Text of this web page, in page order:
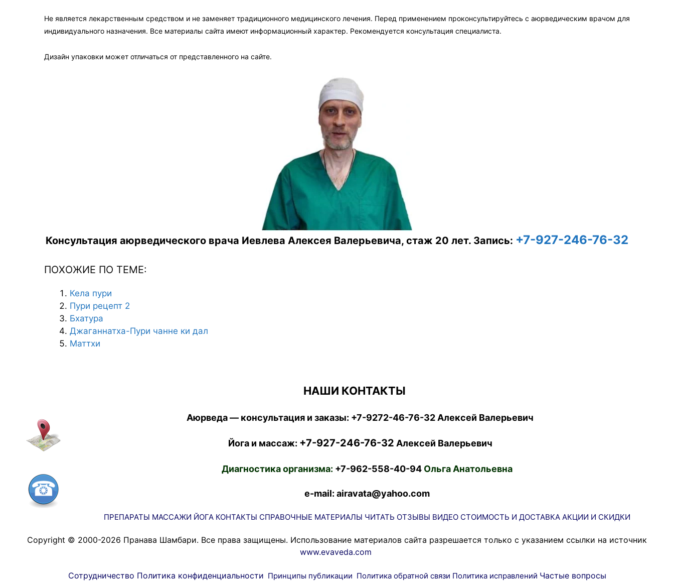
Не является лекарственным средством и не заменяет традиционного медицинского лечения. Перед применением проконсультируйтесь с аюрведическим врачом для
индивидуального назначения. Все материалы сайта имеют информационный характер. Рекомендуется консультация специалиста.
Дизайн упаковки может отличаться от представленного на сайте.
Консультация аюрведического врача Иевлева Алексея Валерьевича, стаж 20 лет. Запись: +7-927-246-76-32
ПОХОЖИЕ ПО ТЕМЕ:
Кела пури
Пури рецепт 2
Бхатура
Джаганнатха-Пури чанне ки дал
Маттхи
НАШИ КОНТАКТЫ
Аюрведа — консультация и заказы: +7-9272-46-76-32 Алексей Валерьевич
Йога и массаж: +7-927-246-76-32 Алексей Валерьевич
Диагностика организма: +7-962-558-40-94Ольга Анатольевна
e-mail: airavata@yahoo.com
ПРЕПАРАТЫ МАССАЖИ ЙОГА КОНТАКТЫ СПРАВОЧНЫЕ МАТЕРИАЛЫ ЧИТАТЬ ОТЗЫВЫ ВИДЕО СТОИМОСТЬ И ДОСТАВКА АКЦИИ И СКИДКИ
Copyright © 2000-2026 Пранава Шамбари. Все права защищены. Использование материалов сайта разрешается только с указанием ссылки на источник
www.evaveda.com
Сотрудничество Политика конфиденциальности Принципы публикации Политика обратной связи Политика исправлений Частые вопросы